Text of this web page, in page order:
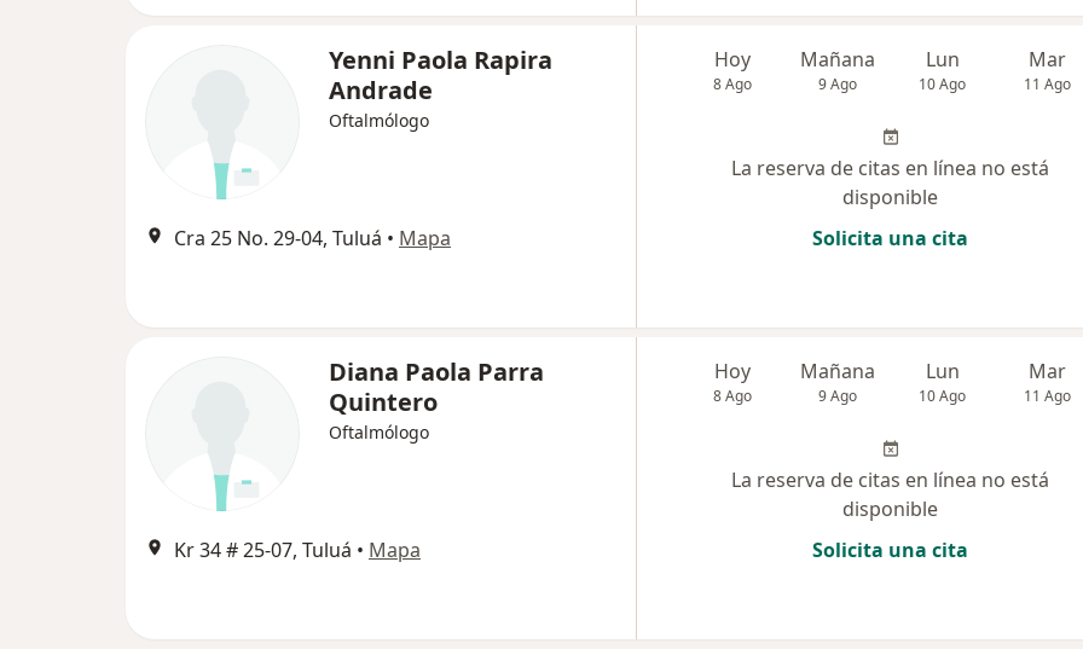
Yenni Paola Rapira
Andrade
Oftalmólogo
Cra 25 No. 29-04, Tuluá • Mapa
Hoy
8 Ago
Mañana
9 Ago
Lun
10 Ago
Mar
11 Ago
La reserva de citas en línea no está
disponible
Solicita una cita
Diana Paola Parra
Quintero
Oftalmólogo
Kr 34 # 25-07, Tuluá • Mapa
Hoy
8 Ago
Mañana
9 Ago
Lun
10 Ago
Mar
11 Ago
La reserva de citas en línea no está
disponible
Solicita una cita